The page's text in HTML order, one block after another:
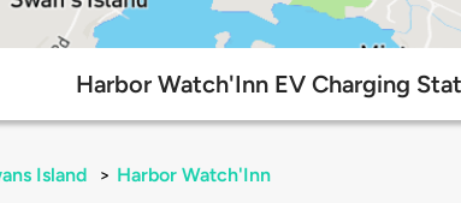
Harbor Watch'Inn EV Charging
Island > Harbor Watch'Inn